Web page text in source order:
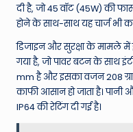
दी है, जो 45 वॉट (45W) की
होने के साथ-साथ यह चार्ज भी
डिजाइन और सुरक्षा के मामले में
गया है, जो पावर बटन के साथ
mm है और इसका वजन 208
काफी आसान हो जाता है।
IP64 की रेटिंग दी गई है।